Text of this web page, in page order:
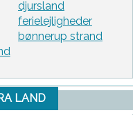
djursland
ferielejligheder
bønnerup strand
LAND